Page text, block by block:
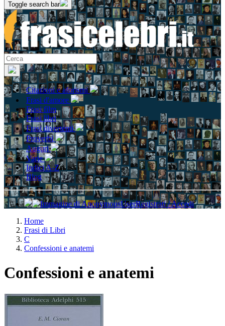
Toggle search bar
Citazioni e aforismi
Frasi d'amore
Frasi film
Frasi libri
Frasi divertenti
Proverbi
Auguri
Varie
Indici A-Z
Blog
Registrati / Accedi
Home
Frasi di Libri
C
Confessioni e anatemi
Confessioni e anatemi